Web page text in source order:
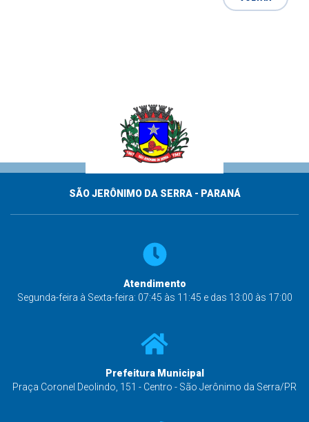
SÃO JERÔNIMO DA SERRA - PARANÁ
Atendimento
Segunda-feira à Sexta-feira: 07:45 às 11:45 e das 13:00 às 17:00
Prefeitura Municipal
Praça Coronel Deolindo, 151 - Centro - São Jerônimo da Serra/PR